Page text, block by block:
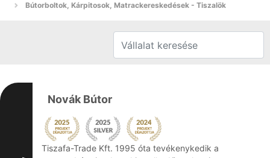
Bútorboltok, Kárpitosok, Matrackereskedések - Tiszalök
Novák Bútor
Tiszafa-Trade Kft. 1995 óta tevékenykedik a